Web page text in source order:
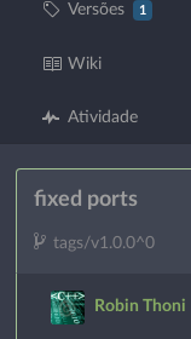
Versões 1
Wiki
Atividade
fixed ports
tags/v1.0.0^0
Robin Thoni